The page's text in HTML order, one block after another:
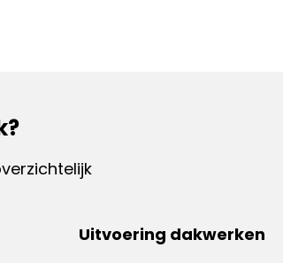
Uitvoering dakwerken